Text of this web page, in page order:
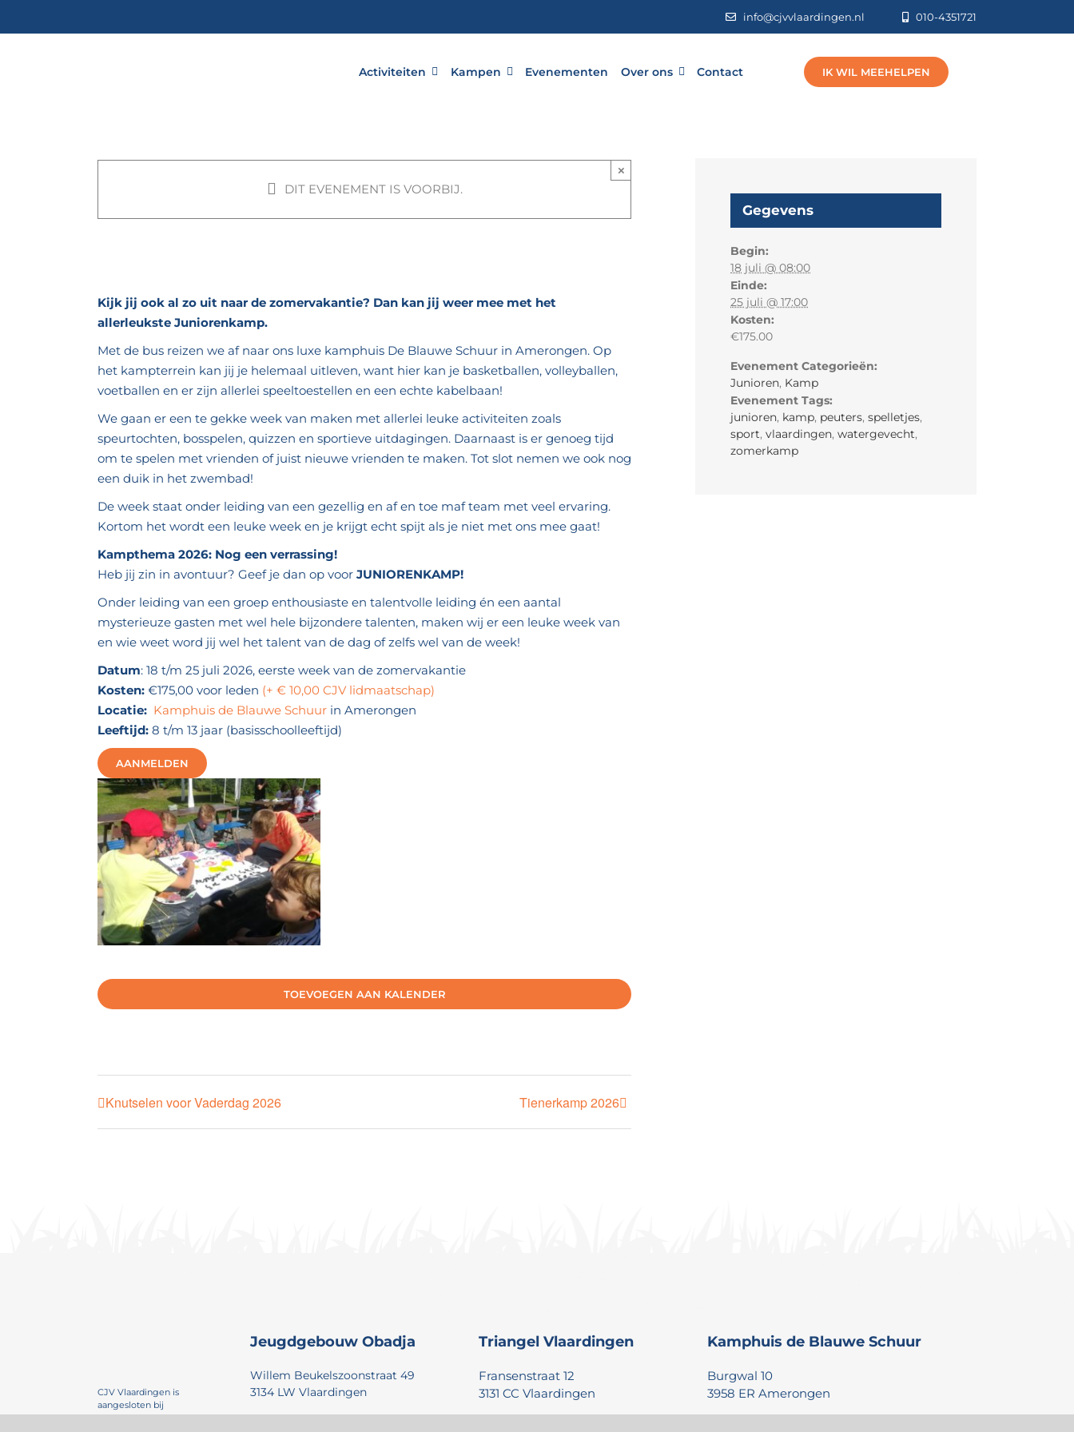
info@cjvvlaardingen.nl 010-4351721
Activiteiten Kampen Evenementen Over ons Contact IK WIL MEEHELPEN
DIT EVENEMENT IS VOORBIJ.
×
Juniorenkamp
18 juli @ 08:00-25 juli @ 17:00
Kijk jij ook al zo uit naar de zomervakantie? Dan kan jij weer mee met het
allerleukste Juniorenkamp.
Met de bus reizen we af naar ons luxe kamphuis De Blauwe Schuur in Amerongen. Op
het kampterrein kan jij je helemaal uitleven, want hier kan je basketballen, volleyballen,
voetballen en er zijn allerlei speeltoestellen en een echte kabelbaan!
We gaan er een te gekke week van maken met allerlei leuke activiteiten zoals
speurtochten, bosspelen, quizzen en sportieve uitdagingen. Daarnaast is er genoeg tijd
om te spelen met vrienden of juist nieuwe vrienden te maken. Tot slot nemen we ook nog
een duik in het zwembad!
De week staat onder leiding van een gezellig en af en toe maf team met veel ervaring.
Kortom het wordt een leuke week en je krijgt echt spijt als je niet met ons mee gaat!
Kampthema 2026: Nog een verrassing!
Heb jij zin in avontuur? Geef je dan op voor JUNIORENKAMP!
Onder leiding van een groep enthousiaste en talentvolle leiding én een aantal
mysterieuze gasten met wel hele bijzondere talenten, maken wij er een leuke week van
en wie weet word jij wel het talent van de dag of zelfs wel van de week!
Datum: 18 t/m 25 juli 2026, eerste week van de zomervakantie
Kosten: €175,00 voor leden (+ € 10,00 CJV lidmaatschap)
Locatie: Kamphuis de Blauwe Schuur in Amerongen
Leeftijd: 8 t/m 13 jaar (basisschoolleeftijd)
AANMELDEN
TOEVOEGEN AAN KALENDER
Knutselen voor Vaderdag 2026 Tienerkamp 2026
Gegevens
Begin:
18 juli @ 08:00
Einde:
25 juli @ 17:00
Kosten:
€175.00
Evenement Categorieën:
Junioren, Kamp
Evenement Tags:
junioren, kamp, peuters, spelletjes,
sport, vlaardingen, watergevecht,
zomerkamp
CJV Vlaardingen is
aangesloten bij
Jeugdgebouw Obadja
Willem Beukelszoonstraat 49
3134 LW Vlaardingen
Triangel Vlaardingen
Fransenstraat 12
3131 CC Vlaardingen
Kamphuis de Blauwe Schuur
Burgwal 10
3958 ER Amerongen